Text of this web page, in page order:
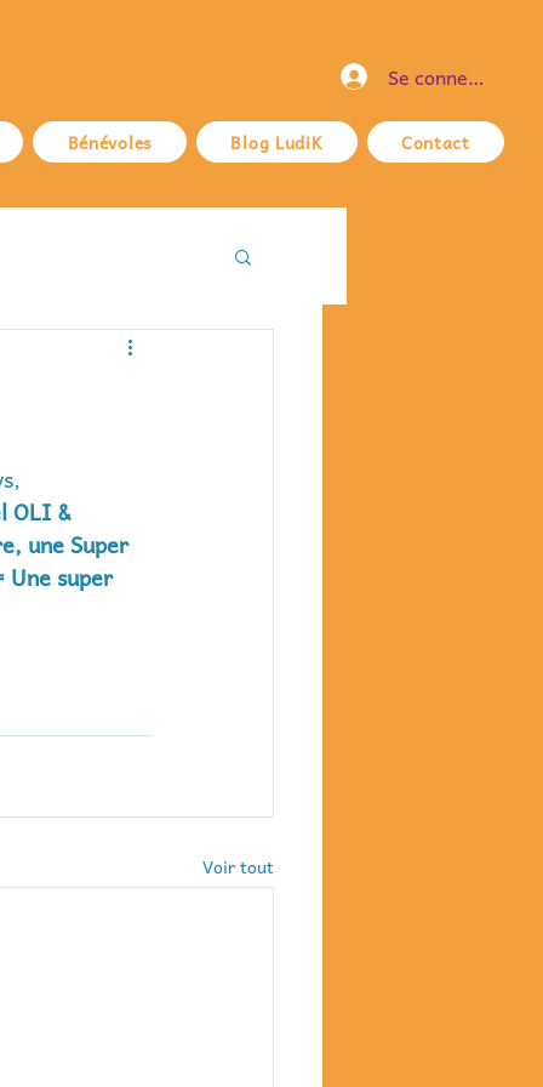
Se connecter
Bénévoles Blog LudiK Contact
OLI &
une Super
Une super
Voir tout